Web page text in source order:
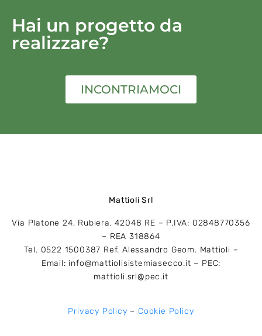
Hai un progetto da
realizzare?
INCONTRIAMOCI
Mattioli Srl
Via Platone 24, Rubiera, 42048 RE – P.IVA: 02848770356
– REA 318864
Tel. 0522 1500387 Ref. Alessandro Geom. Mattioli –
Email: info@mattiolisistemiasecco.it – PEC:
mattioli.srl@pec.it
Privacy Policy – Cookie Policy